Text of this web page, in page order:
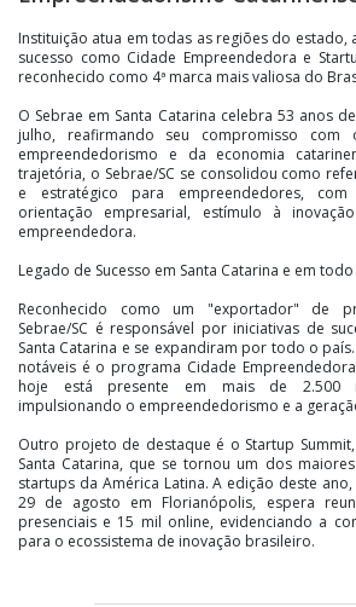
Instituição atua em todas as regiões do
sucesso como Cidade Empreendedora e
reconhecido como 4ª marca mais valiosa do
O Sebrae em Santa Catarina celebra 53 anos
julho, reafirmando seu compromisso com
empreendedorismo e da economia
trajetória, o Sebrae/SC se consolidou como
e estratégico para empreendedores,
orientação empresarial, estímulo à
empreendedora.
Legado de Sucesso em Santa Catarina e em
Reconhecido como um "exportador" de
Sebrae/SC é responsável por iniciativas de
Santa Catarina e se expandiram por todo o
notáveis é o programa Cidade
hoje está presente em mais de 2.500
impulsionando o empreendedorismo e a
Outro projeto de destaque é o Startup
Santa Catarina, que se tornou um dos
startups da América Latina. A edição deste
29 de agosto em Florianópolis, espera
presenciais e 15 mil online, evidenciando a
para o ecossistema de inovação brasileiro.